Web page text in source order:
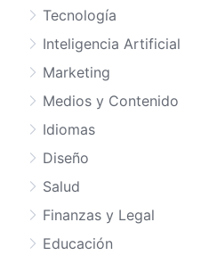
Tecnología
Inteligencia Artificial
Marketing
Medios y Contenido
Idiomas
Diseño
Salud
Finanzas y Legal
Educación